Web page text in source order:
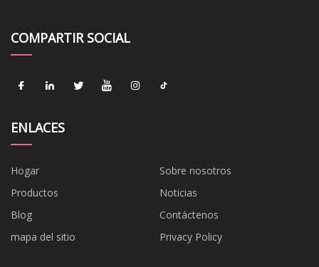
COMPARTIR SOCIAL
ENLACES
Hogar
Sobre nosotros
Productos
Noticias
Blog
Contáctenos
mapa del sitio
Privacy Policy